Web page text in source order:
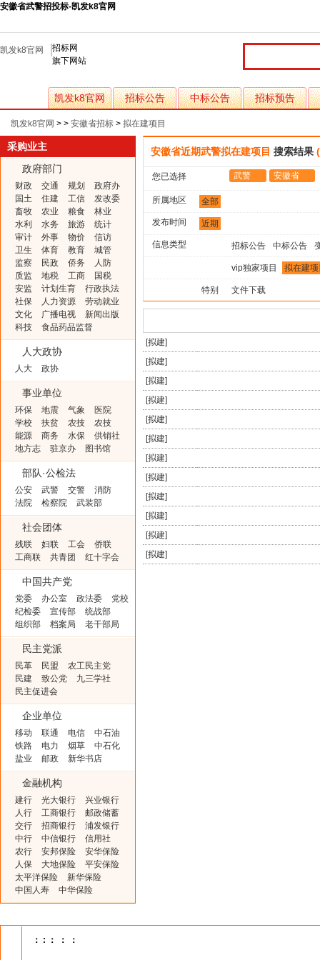
安徽省武警招投标-凯发k8官网
凯发k8官网
招标网
旗下网站
凯发k8官网 招标公告 中标公告 招标预告
凯发k8官网 > > 安徽省招标 > 拟在建项目
采购业主
政府部门
财政 交通 规划
政府办
国土
住建 工信
发改委
畜牧
农业 粮食
林业
水利
水务 旅游
统计
审计
外事 物价
信访
卫生
体育 教育
城管
监察
民政 侨务
人防
质监
地税 工商
国税
安监
计划生育
行政执法
社保
人力资源
劳动就业
文化
广播电视
新闻出版
科技
食品药品监督
人大政协
人大 政协
事业单位
环保 地震 气象
医院
学校
扶贫 农技
农技
能源
商务 水保
供销社
地方志
驻京办 图书馆
部队·公检法
公安 武警 交警
消防
法院
检察院 武装部
社会团体
残联 妇联 工会
侨联
工商联
共青团 红十字会
中国共产党
党委 办公室 政法委
党校
纪检委
宣传部
统战部
组织部
档案局 老干部局
民主党派
民革 民盟
农工民主党
民建
致公党
九三学社
民主促进会
企业单位
移动 联通 电信
中石油
铁路
电力 烟草
中石化
盐业
邮政 新华书店
金融机构
建行 光大银行
兴业银行
人行
工商银行
邮政储蓄
交行
招商银行
浦发银行
中行
中信银行
信用社
农行
安邦保险
安华保险
人保
大地保险
平安保险
太平洋保险
新华保险
中国人寿
中华保险
安徽省近期武警拟在建项目 搜索结果
您已选择 武警 安徽省
所属地区 全部
发布时间 近期
信息类型 招标公告 中标公告
vip独家项目 拟在建
特别 文件下载
[拟建]
[拟建]
[拟建]
[拟建]
[拟建]
[拟建]
[拟建]
[拟建]
[拟建]
[拟建]
[拟建]
[拟建]
： : ： ： ：